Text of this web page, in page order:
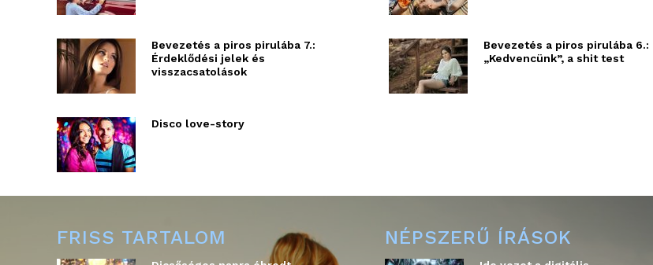
Bevezetés a piros pirulába 7.:
Érdeklődési jelek és
visszacsatolások
Bevezetés a piros pirulába 6.:
„Kedvencünk”, a shit test
Disco love-story
FRISS TARTALOM NÉPSZERŰ ÍRÁSOK